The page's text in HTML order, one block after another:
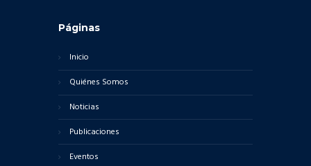
Páginas
Inicio
Quiénes Somos
Noticias
Publicaciones
Eventos